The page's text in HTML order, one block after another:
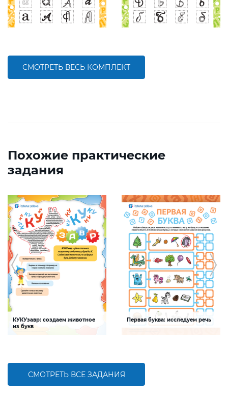
СМОТРЕТЬ ВЕСЬ КОМПЛЕКТ
Похожие практические
задания
КУКУзавр: создаем животное
из букв
Первая буква: исследуем речь
СМОТРЕТЬ ВСЕ ЗАДАНИЯ